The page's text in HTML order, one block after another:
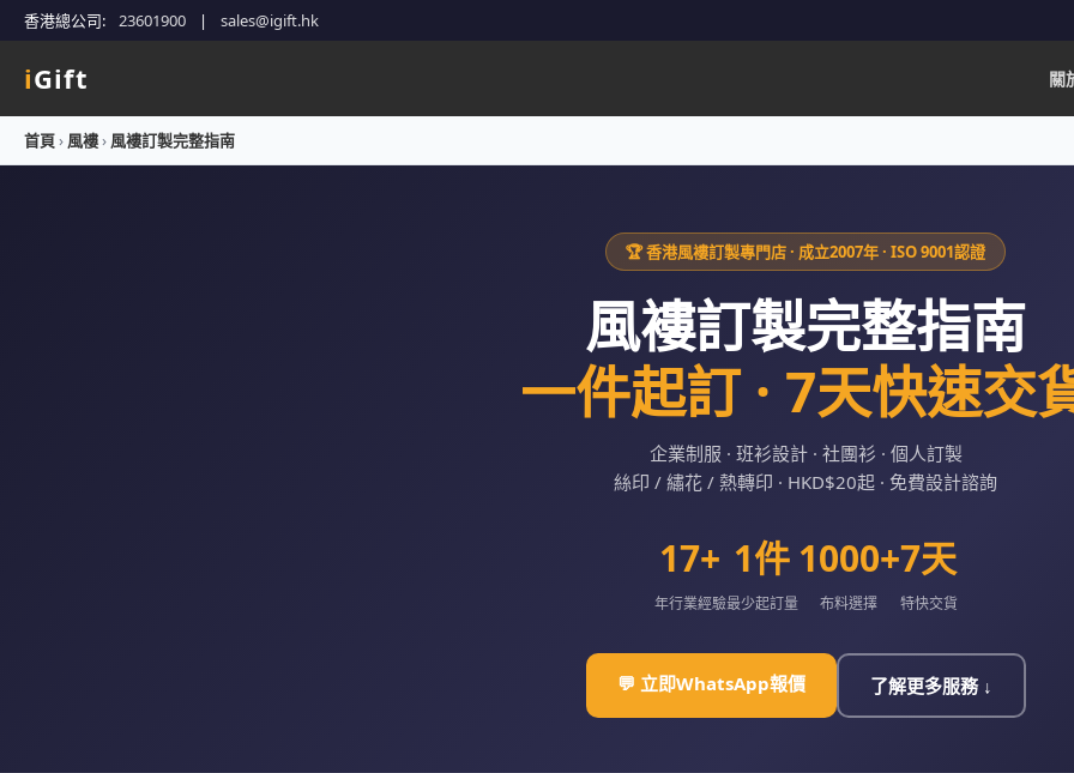
香港總公司: 23601900 | sales@igift.hk
iGift 關
首頁› 風褸› 風褸訂製完整指南
🏆 香港風褸訂製專門店 · 成立2007年 · ISO 9001認證
風褸訂製完整指南
一件起訂 · 7天快速交
企業制服 · 班衫設計 · 社團衫 · 個人訂製
絲印 / 繡花 / 熱轉印 · HKD$20起 · 免費設計諮詢
17+
年行業經驗
1件
最少起訂量
1000+
布料選擇
7天
特快交貨
💬 立即WhatsApp報價 了解更多服務 ↓